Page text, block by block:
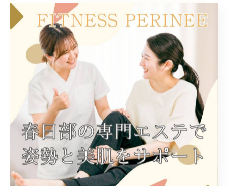
2025/06/11
2025/06/10
耳つぼジュエリーでおしゃれに健康＆美容を！
2025/06/09
✨フェムセラ✨